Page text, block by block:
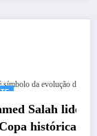
ao Egito